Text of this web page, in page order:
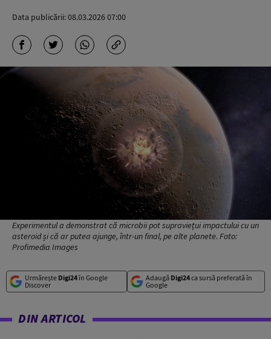
Data publicării:08.03.2026 07:00
Experimentul a demonstrat că microbii pot supraviețui impactului cu un
asteroid și că ar putea ajunge, într-un final, pe alte planete. Foto:
Profimedia Images
Urmărește Digi24în Google
Discover
Adaugă Digi24ca sursă preferată în
Google
DIN ARTICOL